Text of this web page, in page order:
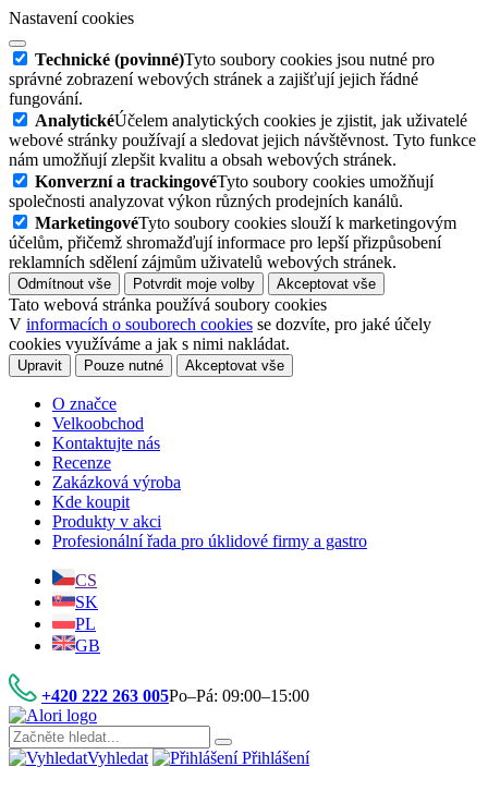
Nastavení cookies
Technické (povinné)Tyto soubory cookies jsou nutné pro
správné zobrazení webových stránek a zajišťují jejich řádné
fungování.
AnalytickéÚčelem analytických cookies je zjistit, jak uživatelé
webové stránky používají a sledovat jejich návštěvnost. Tyto funkce
nám umožňují zlepšit kvalitu a obsah webových stránek.
Konverzní a trackingovéTyto soubory cookies umožňují
společnosti analyzovat výkon různých prodejních kanálů.
MarketingovéTyto soubory cookies slouží k marketingovým
účelům, přičemž shromažďují informace pro lepší přizpůsobení
reklamních sdělení zájmům uživatelů webových stránek.
Odmítnout vše Potvrdit moje volby Akceptovat vše
Tato webová stránka používá soubory cookies
V informacích o souborech cookies se dozvíte, pro jaké účely
cookies využíváme a jak s nimi nakládat.
Upravit Pouze nutné Akceptovat vše
O značce
Velkoobchod
Kontaktujte nás
Recenze
Zakázková výroba
Kde koupit
Produkty v akci
Profesionální řada pro úklidové firmy a gastro
CS
SK
PL
GB
+420 222 263 005Po–Pá: 09:00–15:00
Vyhledat Přihlášení